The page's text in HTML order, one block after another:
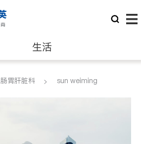
生活
律师
肠胃肝脏科 sun weiming